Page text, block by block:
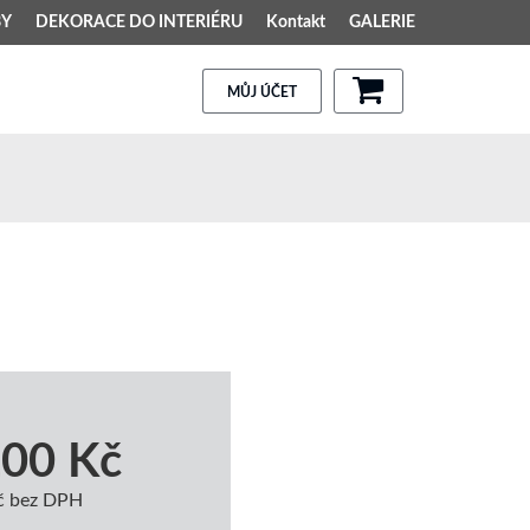
DEKORACE DO INTERIÉRU Kontakt GALERIE
MŮJ ÚČET
Kč
bez DPH